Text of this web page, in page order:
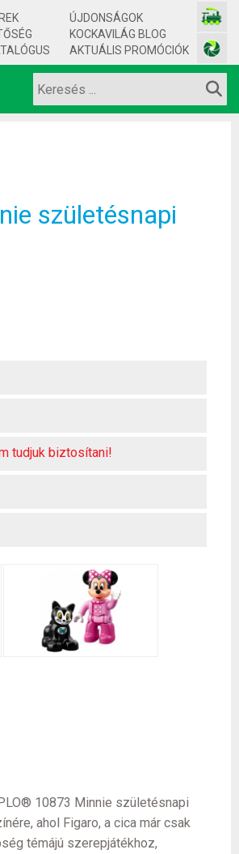
ÚJDONSÁGOK
KOCKAVILÁG BLOG
AKTUÁLIS PROMÓCIÓK
születésnapi
tudjuk biztosítani!
10873 Minnie születésnapi
ahol Figaro, a cica már csak
témájú szerepjátékhoz,